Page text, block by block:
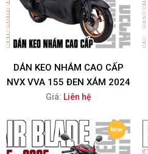
DÁN KEO NHÁM CAO CẤP
NVX VVA 155 ĐEN XÁM 2024
Giá: Liên hệ